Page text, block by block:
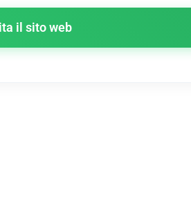
il sito web